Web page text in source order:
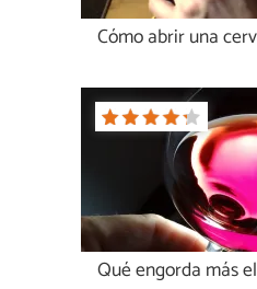
Cómo abrir una
Qué engorda más